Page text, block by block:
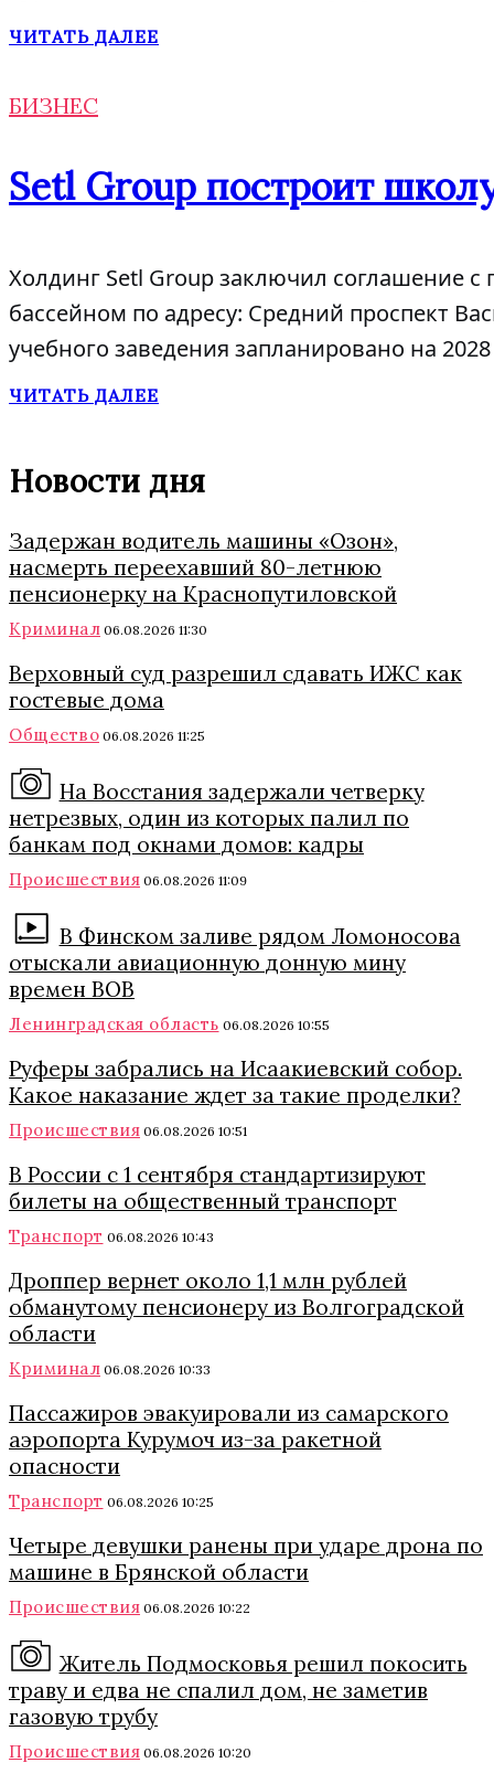
ЧИТАТЬ ДАЛЕЕ
БИЗНЕС
Setl Group построит
Холдинг Setl Group заключил соглашение
бассейном по адресу: Средний проспект
учебного заведения запланировано на 2028
ЧИТАТЬ ДАЛЕЕ
Новости дня
Задержан водитель машины «Озон»,
насмерть переехавший 80-летнюю
пенсионерку на Краснопутиловской
Криминал 06.08.2026 11:30
Верховный суд разрешил сдавать ИЖС как
гостевые дома
Общество 06.08.2026 11:25
На Восстания задержали четверку
нетрезвых, один из которых палил по
банкам под окнами домов: кадры
Происшествия 06.08.2026 11:09
В Финском заливе рядом Ломоносова
отыскали авиационную донную мину
времен ВОВ
Ленинградская область 06.08.2026 10:55
Руферы забрались на Исаакиевский собор.
Какое наказание ждет за такие проделки?
Происшествия 06.08.2026 10:51
В России с 1 сентября стандартизируют
билеты на общественный транспорт
Транспорт 06.08.2026 10:43
Дроппер вернет около 1,1 млн рублей
обманутому пенсионеру из Волгоградской
области
Криминал 06.08.2026 10:33
Пассажиров эвакуировали из самарского
аэропорта Курумоч из-за ракетной
опасности
Транспорт 06.08.2026 10:25
Четыре девушки ранены при ударе дрона по
машине в Брянской области
Происшествия 06.08.2026 10:22
Житель Подмосковья решил покосить
траву и едва не спалил дом, не заметив
газовую трубу
Происшествия 06.08.2026 10:20